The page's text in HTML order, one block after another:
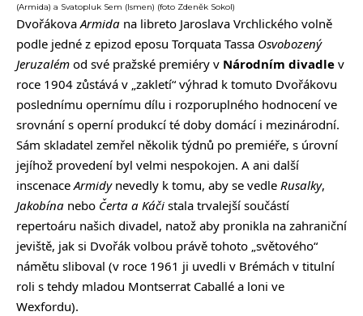
(Armida) a Svatopluk Sem (Ismen) (foto Zdeněk Sokol)
DvořákovaArmida na libreto Jaroslava Vrchlického volně
podle jedné z epizod eposu Torquata Tassa Osvobozený
Jeruzalém od své pražské premiéry v Národním divadle v
roce 1904 zůstává v „zakletí“ výhrad k tomuto Dvořákovu
poslednímu opernímu dílu i rozporuplného hodnocení ve
srovnání s operní produkcí té doby domácí i mezinárodní.
Sám skladatel zemřel několik týdnů po premiéře, s úrovní
jejíhož provedení byl velmi nespokojen. A ani další
inscenaceArmidynevedly k tomu, aby se vedle Rusalky,
Jakobína nebo Čerta a Káči stala trvalejší součástí
repertoáru našich divadel, natož aby pronikla na zahraniční
jeviště, jak si Dvořák volbou právě tohoto „světového“
námětu sliboval (v roce 1961 ji uvedli v Brémách v titulní
roli s tehdy mladou Montserrat Caballé a loni ve
Wexfordu).